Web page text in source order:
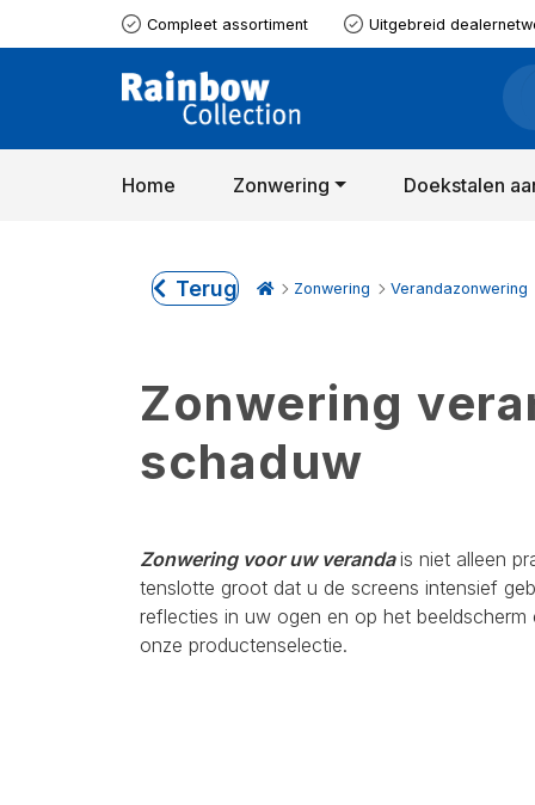
Compleet assortiment Uitgebreid
Home Zonwering Doekstalen
Terug Zonwering Verandazonwering
Zonwering
schaduw
Zonwering voor uw verandais niet alleen
tenslotte groot dat u de screens intensief
reflecties in uw ogen en op het
onze productenselectie.